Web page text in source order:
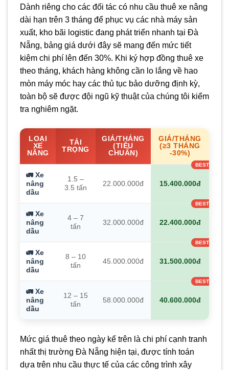
Dành riêng cho các đối tác có nhu cầu thuê xe nâng
dài hạn trên 3 tháng để phục vụ các nhà máy sản
xuất, kho bãi logistic đang phát triển nhanh tại Đà
Nẵng, bảng giá dưới đây sẽ mang đến mức tiết
kiệm chi phí lên đến 30%. Khi ký hợp đồng thuê xe
theo tháng, khách hàng không cần lo lắng về hao
mòn máy móc hay các thủ tục bảo dưỡng định kỳ,
toàn bộ sẽ được đội ngũ kỹ thuật của chúng tôi kiểm
tra nghiêm ngặt.
LOẠI
XE
NÂNG
TẢI
TRỌNG
GIÁ/THÁNG
(TIÊU
CHUẨN)
GIÁ/THÁNG
(≥3 THÁNG
-30%)
🚛 Xe
nâng
dầu
1.5 –
3.5 tấn
22.000.000đ 15.400.000đ
🚛 Xe
nâng
dầu
4 – 7
tấn
32.000.000đ 22.400.000đ
🚛 Xe
nâng
dầu
8 – 10
tấn
45.000.000đ 31.500.000đ
🚛 Xe
nâng
dầu
12 – 15
tấn
58.000.000đ 40.600.000đ
Mức giá thuê theo ngày kể trên là chi phí cạnh tranh
nhất thị trường Đà Nẵng hiện tại, được tính toán
dựa trên nhu cầu thực tế của các công trình xây